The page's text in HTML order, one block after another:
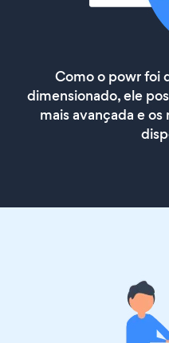
Como o powr foi
dimensionado, ele
mais avançada e